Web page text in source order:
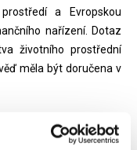
a Evropskou
nařízení. Dotaz
životního prostřední
měla být doručena v